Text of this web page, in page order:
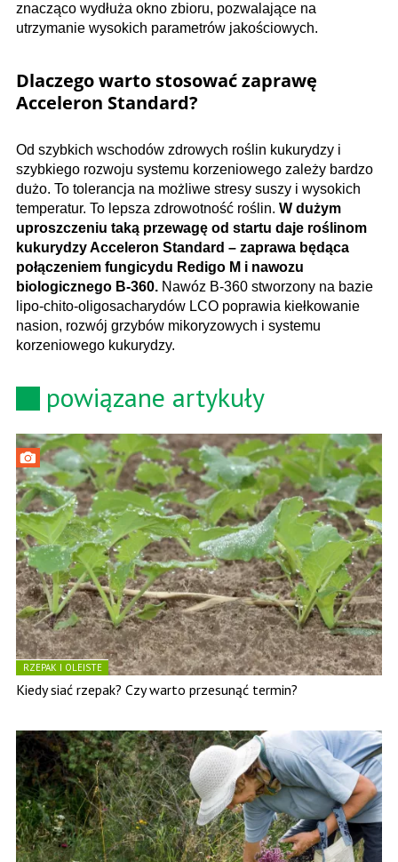
znacząco wydłuża okno zbioru, pozwalające na
utrzymanie wysokich parametrów jakościowych.
Dlaczego warto stosować zaprawę
Acceleron Standard?
Od szybkich wschodów zdrowych roślin kukurydzy i
szybkiego rozwoju systemu korzeniowego zależy bardzo
dużo. To tolerancja na możliwe stresy suszy i wysokich
temperatur. To lepsza zdrowotność roślin. W dużym
uproszczeniu taką przewagę od startu daje roślinom
kukurydzy Acceleron Standard – zaprawa będąca
połączeniem fungicydu Redigo M i nawozu
biologicznego B-360. Nawóz B-360 stworzony na bazie
lipo-chito-oligosacharydów LCO poprawia kiełkowanie
nasion, rozwój grzybów mikoryzowych i systemu
korzeniowego kukurydzy.
powiązane artykuły
RZEPAK I OLEISTE
Kiedy siać rzepak? Czy warto przesunąć termin?